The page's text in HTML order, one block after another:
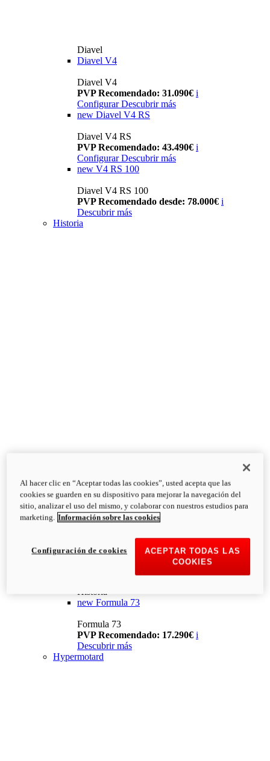
Diavel
Diavel V4
Diavel V4
PVP Recomendado: 31.090€ i
Configurar Descubrir más
new Diavel V4 RS
Diavel V4 RS
PVP Recomendado: 43.490€ i
Configurar Descubrir más
new V4 RS 100
Diavel V4 RS 100
PVP Recomendado desde: 78.000€ i
Descubrir más
Historia
Historia
new Formula 73
Formula 73
PVP Recomendado: 17.290€ i
Descubrir más
Hypermotard
Al hacer clic en “Aceptar todas las cookies”, usted acepta que las
cookies se guarden en su dispositivo para mejorar la navegación del
sitio, analizar el uso del mismo, y colaborar con nuestros estudios para
marketing. Información sobre las cookies
ACEPTAR TODAS LAS
COOKIES
Configuración de cookies